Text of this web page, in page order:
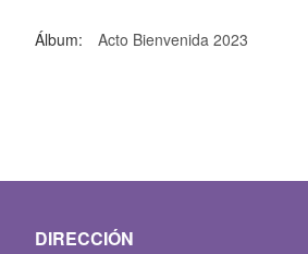
Álbum: Acto Bienvenida 2023
DIRECCIÓN